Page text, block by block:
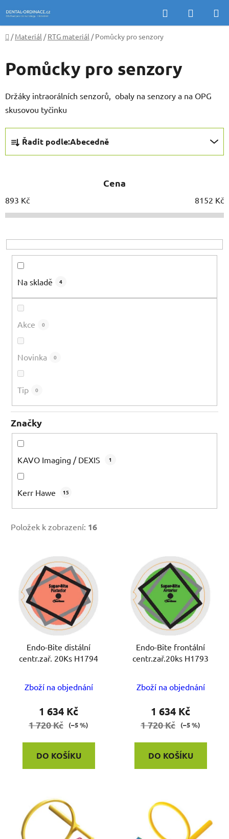
na
obsah
Hledat
KOŠÍK
Domů
/ Materiál / RTG materiál / Pomůcky pro senzory
Pomůcky pro senzory
Držáky intraorálních senzorů, obaly na senzory a na OPG
skusovou tyčinku
z
í
p
o
d
Řadit podle:Abecedně
Cena
893 Kč 8152 Kč
Na skladě 4
Akce 0
Novinka 0
Tip 0
Značky
KAVO Imaging / DEXIS 1
Kerr Hawe 15
Položek k zobrazení: 16
Endo-Bite distální
centr.zař. 20Ks H1794
Zboží na objednání
1 634 Kč
1 720 Kč (–5 %)
DO KOŠÍKU
Endo-Bite frontální
centr.zař.20ks H1793
Zboží na objednání
1 634 Kč
1 720 Kč (–5 %)
DO KOŠÍKU